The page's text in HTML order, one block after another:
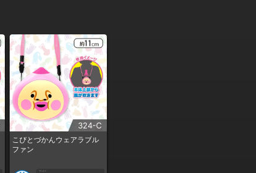
324-C
こびとづかんウェアラブル
ファン
1PLAY